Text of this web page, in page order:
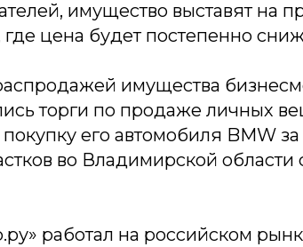
имущество выставят на
цена будет постепенно
имущества
торги по продаже личных
его автомобиля BMW
во Владимирской области
работал на российском